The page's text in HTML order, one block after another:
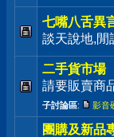
七嘴八舌異
談天說地,閒
二手貨市場
請要販賣商
子討論區: 影音
團購及新品